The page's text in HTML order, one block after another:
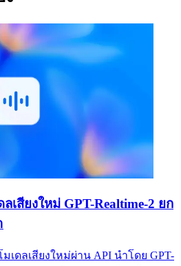
เสียงใหม่ GPT-Realtime-2 ยก
เดลเสียงใหม่ผ่าน API นำโดย GPT-